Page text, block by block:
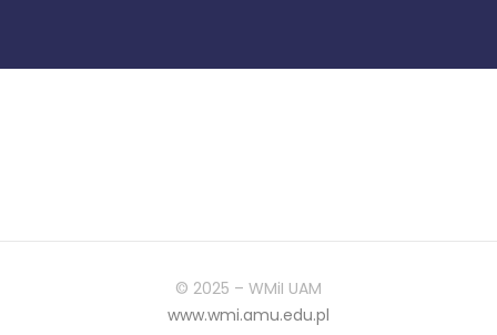
© 2025 – WMiI UAM
www.wmi.amu.edu.pl